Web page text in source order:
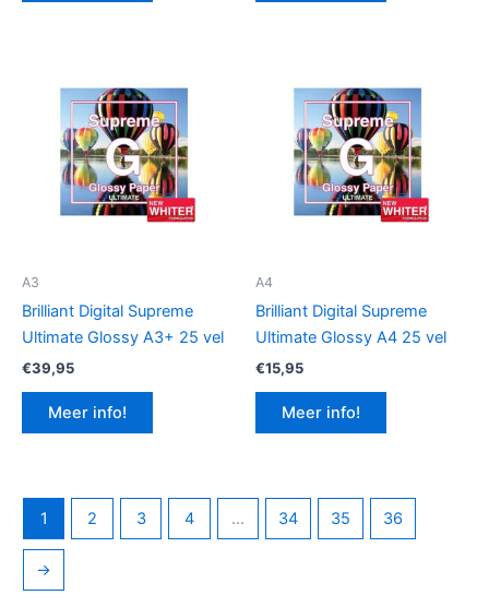
A3
Brilliant Digital Supreme
Ultimate Glossy A3+ 25 vel
€39,95
Meer info!
A4
Brilliant Digital Supreme
Ultimate Glossy A4 25 vel
€15,95
Meer info!
1 2 3 4 … 34 35 36
→